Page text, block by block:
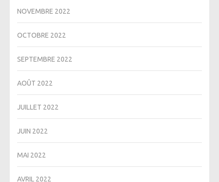
NOVEMBRE 2022
OCTOBRE 2022
SEPTEMBRE 2022
AOÛT 2022
JUILLET 2022
JUIN 2022
MAI 2022
AVRIL 2022